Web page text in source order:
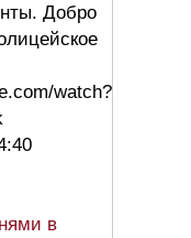
Добро
watch?
в